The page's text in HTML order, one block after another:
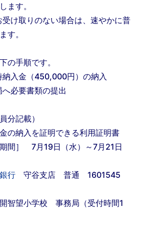
ます。
け取りのない場合は、速やかに普
す。
の手順です。
金（450,000円）の納入
要書類の提出
分記載）
の納入を証明できる利用証明書
期間］ 7月19日（水）～7月21日
行 守谷支店 普通 1601545
智望小学校 事務局（受付時間1